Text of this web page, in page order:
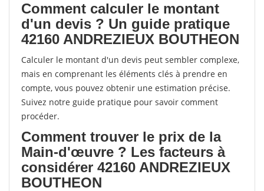
Comment calculer le montant
d'un devis ? Un guide pratique
42160 ANDREZIEUX BOUTHEON
Calculer le montant d'un devis peut sembler complexe,
mais en comprenant les éléments clés à prendre en
compte, vous pouvez obtenir une estimation précise.
Suivez notre guide pratique pour savoir comment
procéder.
Comment trouver le prix de la
Main-d'œuvre ? Les facteurs à
considérer 42160 ANDREZIEUX
BOUTHEON